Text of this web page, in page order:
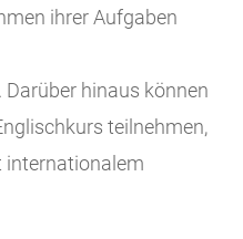
ihrer Aufgaben
hinaus können
teilnehmen,
internationalem